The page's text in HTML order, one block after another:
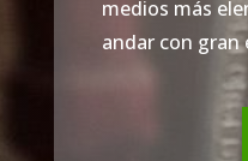
medios más
andar con gran